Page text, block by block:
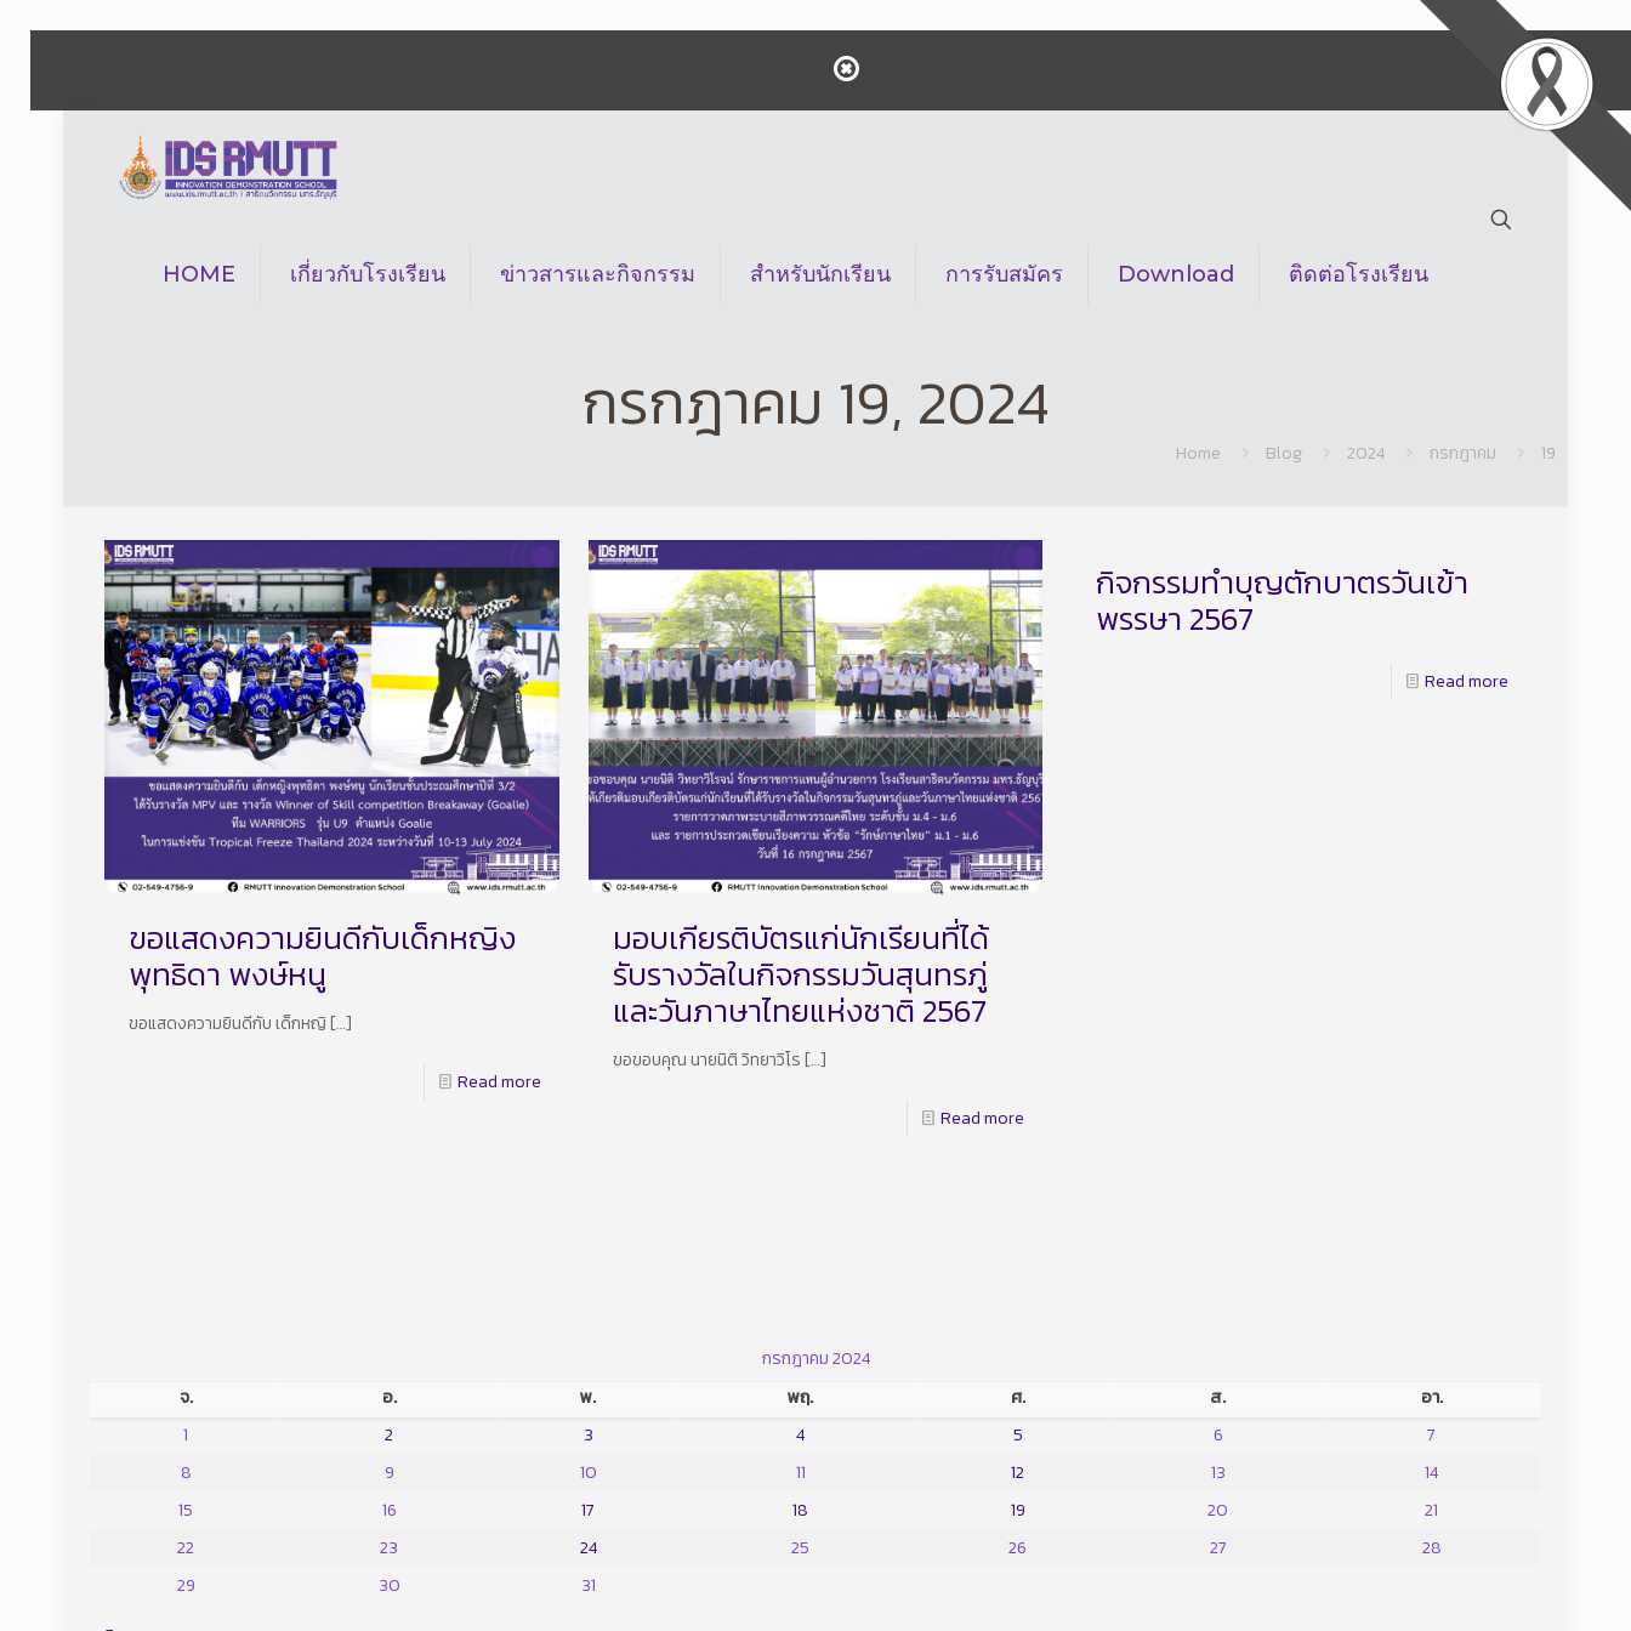
HOME เกี่ยวกับโรงเรียน ข่าวสารและกิจกรรม สำหรับนักเรียน การรับสมัคร Download ติดต่อโรงเรียน
กรกฎาคม 19, 2024
Home Blog 2024 กรกฎาคม 19
ขอแสดงความยินดีกับเด็กหญิง
พุทธิดา พงษ์หนู
ขอแสดงความยินดีกับ เด็กหญิ[…]
Read more
มอบเกียรติบัตรแก่นักเรียนที่ได้
รับรางวัลในกิจกรรมวันสุนทรภู่
และวันภาษาไทยแห่งชาติ 2567
ขอขอบคุณ นายนิติ วิทยาวิโร[…]
Read more
กิจกรรมทำบุญตักบาตรวันเข้า
พรรษา 2567
Read more
กรกฎาคม 2024
จ.
อ. พ. พฤ. ศ. ส.
อา.
1
2 3 4 5 6
7
8
9 10 11 12 13
14
15
16 17 18 19 20
21
22
23 24 25 26 27
28
29
30
31